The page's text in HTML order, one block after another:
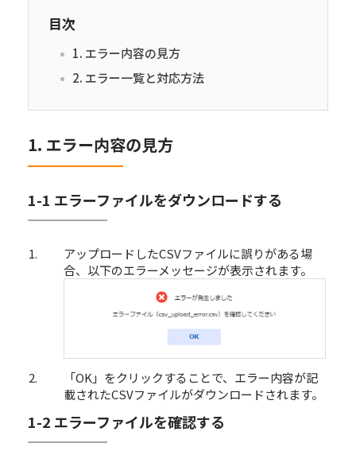
目次
1. エラー内容の見方
2. エラー一覧と対応方法
1. エラー内容の見方
1-1 エラーファイルをダウンロードする
アップロードしたCSVファイルに誤りがある場
合、以下のエラーメッセージが表示されます。
「OK」をクリックすることで、エラー内容が記
載されたCSVファイルがダウンロードされます。
1-2 エラーファイルを確認する